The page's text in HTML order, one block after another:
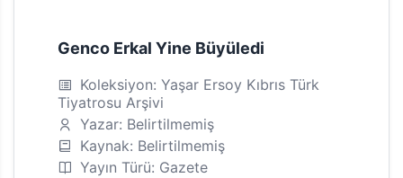
Genco Erkal Yine Büyüledi
Koleksiyon: Yaşar Ersoy Kıbrıs Türk
Tiyatrosu Arşivi
Yazar: Belirtilmemiş
Kaynak: Belirtilmemiş
Yayın Türü: Gazete